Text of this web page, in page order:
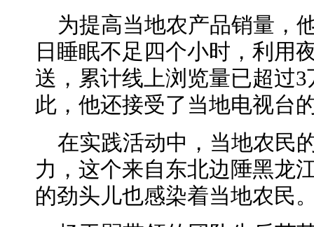
为提高当地农产品销量，
日睡眠不足四个小时，利用
送，累计线上浏览量已超过
此，他还接受了当地电视台
在实践活动中，当地农民
力，这个来自东北边陲黑龙
的劲头儿也感染着当地农民